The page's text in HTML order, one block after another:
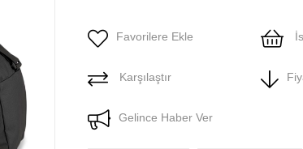
Favorilere Ekle
Karşılaştır
Gelince Haber Ver